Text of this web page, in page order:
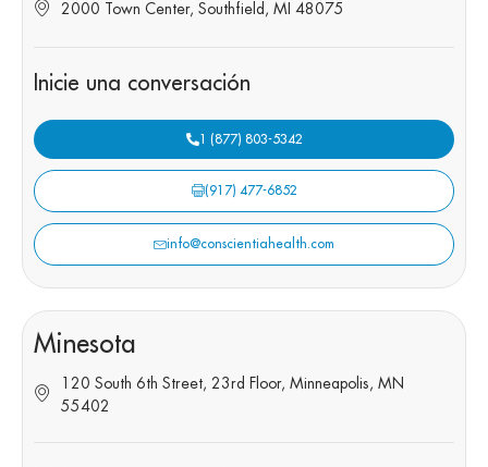
2000 Town Center, Southfield, MI 48075
Inicie una conversación
1 (877) 803-5342
(917) 477-6852
info@conscientiahealth.com
Minesota
120 South 6th Street, 23rd Floor, Minneapolis, MN
55402